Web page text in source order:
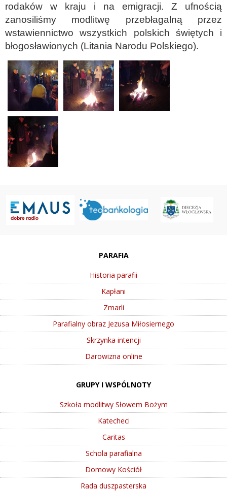
rodaków w kraju i na emigracji. Z ufnością
zanosiliśmy modlitwę przebłagalną przez
wstawiennictwo wszystkich polskich świętych i
błogosławionych (Litania Narodu Polskiego).
PARAFIA
Historia parafii
Kapłani
Zmarli
Parafialny obraz Jezusa Miłosiernego
Skrzynka intencji
Darowizna online
GRUPY I WSPÓLNOTY
Szkoła modlitwy Słowem Bożym
Katecheci
Caritas
Schola parafialna
Domowy Kościół
Rada duszpasterska